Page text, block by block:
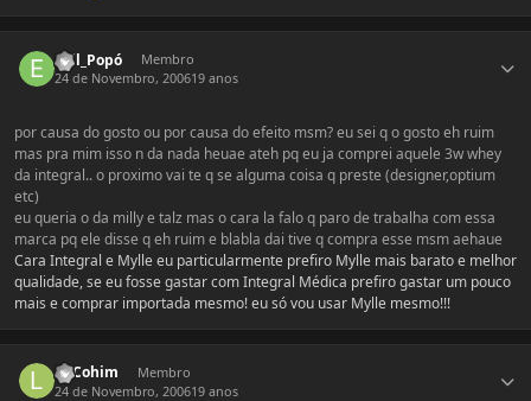
Evil_Popó
Membro
24 de Novembro, 200619 anos
por causa do gosto ou por causa do efeito msm? eu sei q o gosto eh ruim
mas pra mim isso n da nada heuae ateh pq eu ja comprei aquele 3w whey
da integral.. o proximo vai te q se alguma coisa q preste (designer,optium
etc)
eu queria o da milly e talz mas o cara la falo q paro de trabalha com essa
marca pq ele disse q eh ruim e blabla dai tive q compra esse msm aehaue
Cara Integral e Mylle eu particularmente prefiro Mylle mais barato e melhor
qualidade, se eu fosse gastar com Integral Médica prefiro gastar um pouco
mais e comprar importada mesmo! eu só vou usar Mylle mesmo!!!
LnCohim
Membro
24 de Novembro, 200619 anos